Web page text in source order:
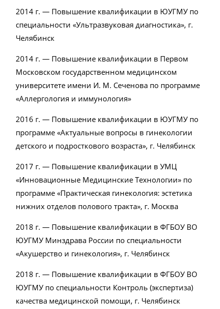
2014 г. — Повышение квалификации в ЮУГМУ по
специальности «Ультразвуковая диагностика», г.
Челябинск
2014 г. — Повышение квалификации в Первом
Московском государственном медицинском
университете имени И. М. Сеченова по программе
«Аллергология и иммунология»
2016 г. — Повышение квалификации в ЮУГМУ по
программе «Актуальные вопросы в гинекологии
детского и подросткового возраста», г. Челябинск
2017 г. — Повышение квалификации в УМЦ
«Инновационные Медицинские Технологии» по
программе «Практическая гинекология: эстетика
нижних отделов полового тракта», г. Москва
2018 г. — Повышение квалификации в ФГБОУ ВО
ЮУГМУ Минздрава России по специальности
«Акушерство и гинекология», г. Челябинск
2018 г. — Повышение квалификации в ФГБОУ ВО
ЮУГМУ по специальности Контроль (экспертиза)
качества медицинской помощи, г. Челябинск